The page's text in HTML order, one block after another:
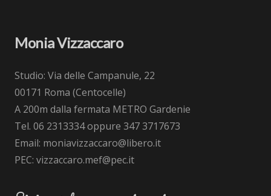
Monia Vizzaccaro
Studio: Via delle Campanule, 22
00171 Roma (Centocelle)
A 200m dalla fermata METRO Gardenie
Tel. 06 2313334 oppure 347 3717673
Email: moniavizzaccaro@libero.it
PEC: vizzaccaro.mef@pec.it